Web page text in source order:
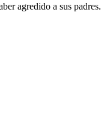
agredido a sus padres.